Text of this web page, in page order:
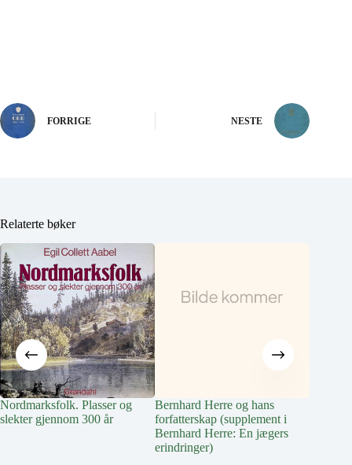
FORRIGE NESTE
Relaterte bøker
Nordmarksfolk. Plasser og
slekter gjennom 300 år
Bernhard Herre og hans
forfatterskap (supplement i
Bernhard Herre: En jægers
erindringer)